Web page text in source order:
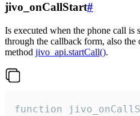
jivo_onCallStart#
Is executed when the phone call is
through the callback form, also
method jivo_api.startCall().
function